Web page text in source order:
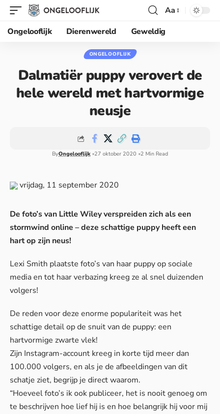
Aa
Ongelooflijk
Dierenwereld Geweldig
ONGELOOFLIJK
Dalmatiër puppy verovert de
hele wereld met hartvormige
neusje
ByOngelooflijk 27 oktober 2020 2 Min Read
vrijdag, 11 september 2020
De foto’s van Little Wiley verspreiden zich als een
stormwind online – deze schattige puppy heeft een
hart op zijn neus!
Lexi Smith plaatste foto’s van haar puppy op sociale
media en tot haar verbazing kreeg ze al snel duizenden
volgers!
De reden voor deze enorme populariteit was het
schattige detail op de snuit van de puppy: een
hartvormige zwarte vlek!
Zijn Instagram-account kreeg in korte tijd meer dan
100.000 volgers, en als je de afbeeldingen van dit
schatje ziet, begrijp je direct waarom.
“Hoeveel foto’s ik ook publiceer, het is nooit genoeg om
te beschrijven hoe lief hij is en hoe belangrijk hij voor mij